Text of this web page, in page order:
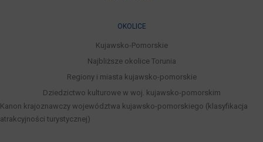
OKOLICE
Kujawsko-Pomorskie
Najbliższe okolice Torunia
Regiony i miasta kujawsko-pomorskie
Dziedzictwo kulturowe w woj. kujawsko-pomorskim
Kanon krajoznawczy województwa kujawsko-pomorskiego (klasyfikacja
atrakcyjności turystycznej)